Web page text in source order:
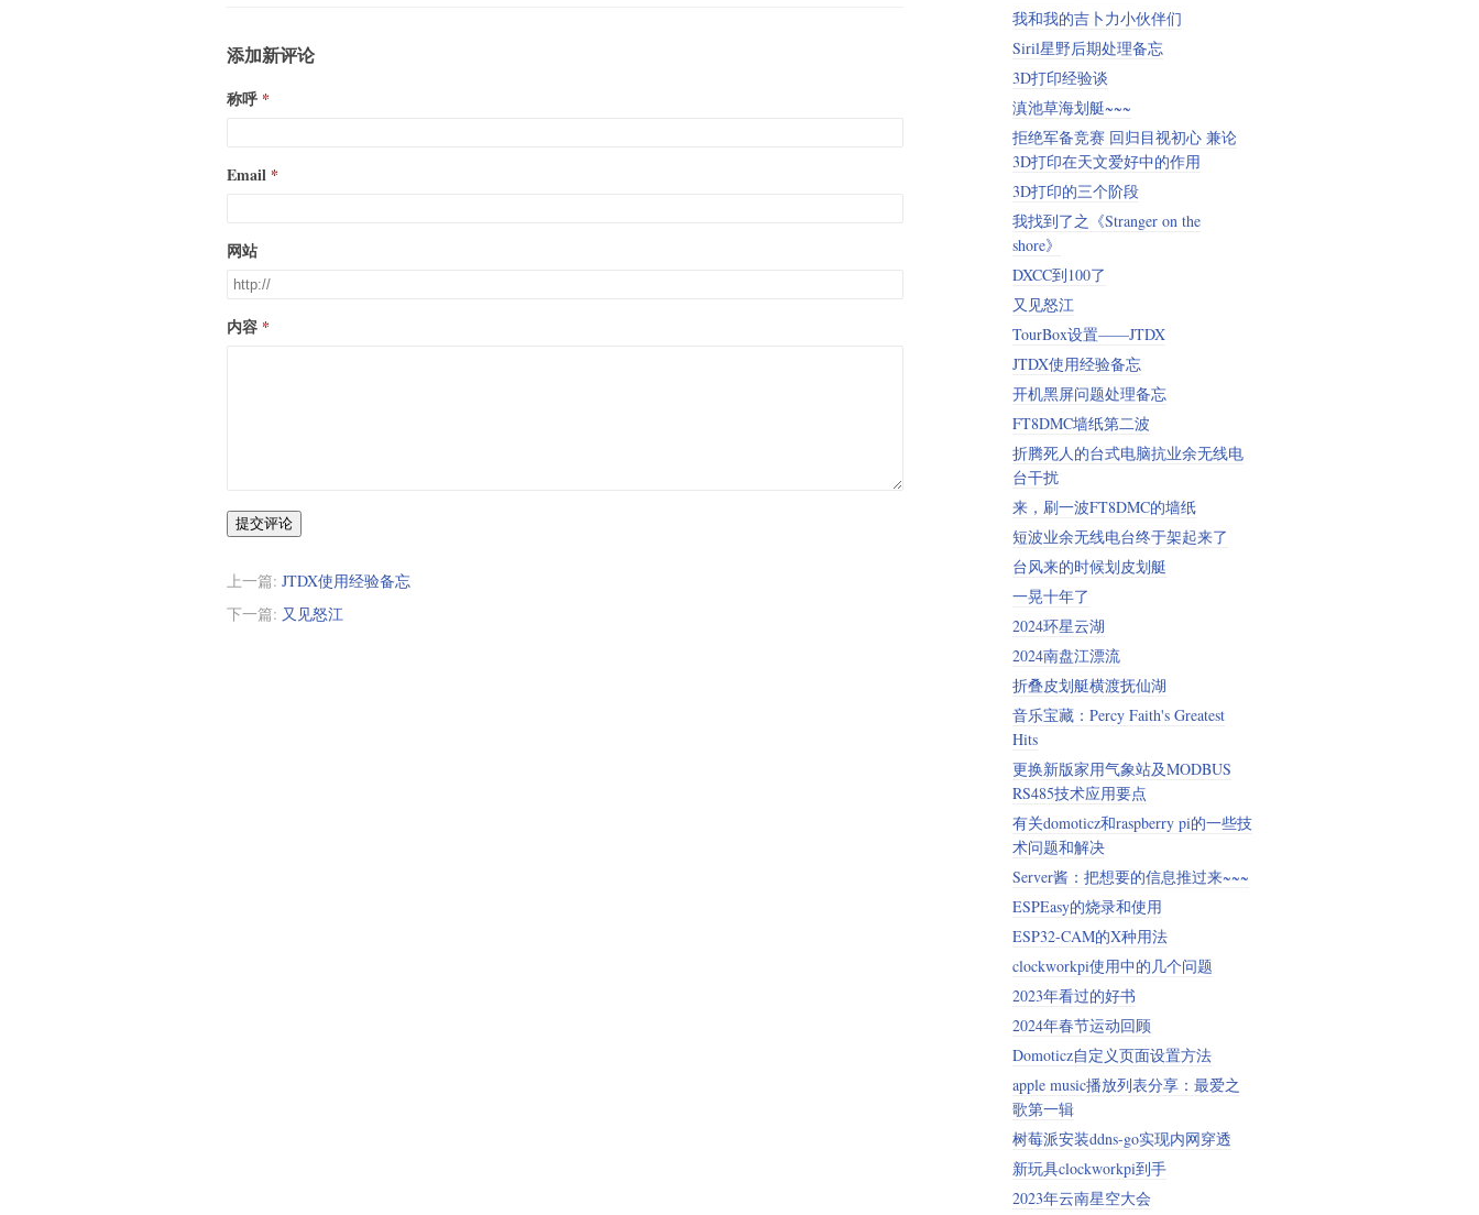
添加新评论
称呼
Email
网站
内容
提交评论
上一篇: JTDX使用经验备忘
下一篇: 又见怒江
我和我的吉卜力小伙伴们
Siril星野后期处理备忘
3D打印经验谈
滇池草海划艇~~~
拒绝军备竞赛 回归目视初心 兼论
3D打印在天文爱好中的作用
3D打印的三个阶段
我找到了之《Stranger on the
shore》
DXCC到100了
又见怒江
TourBox设置——JTDX
JTDX使用经验备忘
开机黑屏问题处理备忘
FT8DMC墙纸第二波
折腾死人的台式电脑抗业余无线电
台干扰
来，刷一波FT8DMC的墙纸
短波业余无线电台终于架起来了
台风来的时候划皮划艇
一晃十年了
2024环星云湖
2024南盘江漂流
折叠皮划艇横渡抚仙湖
音乐宝藏：Percy Faith's Greatest
Hits
更换新版家用气象站及MODBUS
RS485技术应用要点
有关domoticz和raspberry pi的一些技
术问题和解决
Server酱：把想要的信息推过来~~~
ESPEasy的烧录和使用
ESP32-CAM的X种用法
clockworkpi使用中的几个问题
2023年看过的好书
2024年春节运动回顾
Domoticz自定义页面设置方法
apple music播放列表分享：最爱之
歌第一辑
树莓派安装ddns-go实现内网穿透
新玩具clockworkpi到手
2023年云南星空大会